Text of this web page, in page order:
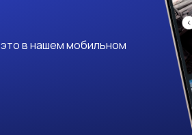
в нашем мобильном